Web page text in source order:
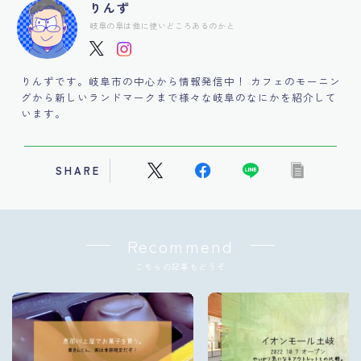
りんず
岐阜の阜は他に使いどころあるのかと
りんずです。岐阜市の中心から情報発信中！ カフェのモーニン
グから新しいランドマークまで様々な岐阜のなにかを紹介して
います。
SHARE
Recommend
こちらの記事もどうぞ